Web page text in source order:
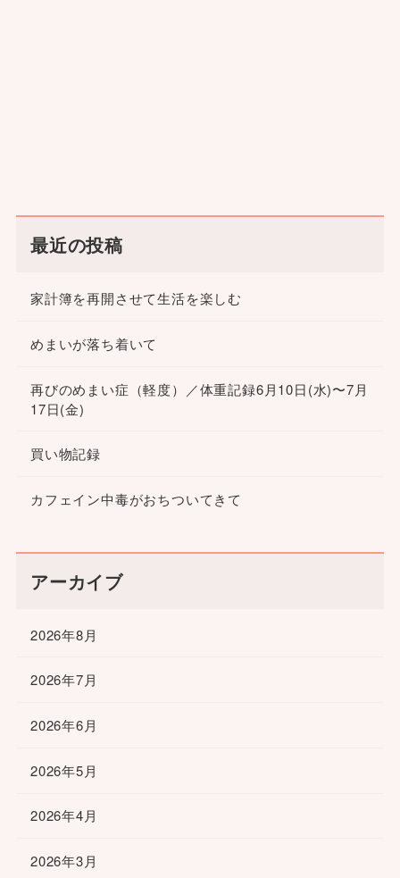
最近の投稿
家計簿を再開させて生活を楽しむ
めまいが落ち着いて
再びのめまい症（軽度）／体重記録6月10日(水)〜7月
17日(金)
買い物記録
カフェイン中毒がおちついてきて
アーカイブ
2026年8月
2026年7月
2026年6月
2026年5月
2026年4月
2026年3月